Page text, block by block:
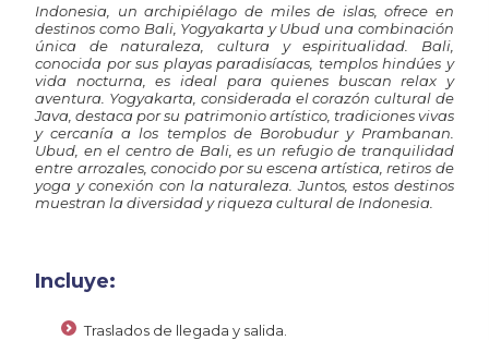
Indonesia, unarchipiélago de milesde islas,ofrece en
destinos como Bali, Yogyakarta yUbud una combinación
única de naturaleza,cultura yespiritualidad. Bali,
conocida porsus playas paradisíacas, templos hindúes y
vida nocturna,es ideal paraquienes buscan relax y
aventura. Yogyakarta, considerada elcorazón cultural de
Java,destaca porsu patrimonioartístico, tradicionesvivas
ycercaníaa los templos de Borobudur y Prambanan.
Ubud, enel centrode Bali, es un refugiode tranquilidad
entre arrozales, conocido porsuescenaartística, retiros de
yoga yconexión con la naturaleza.Juntos,estos destinos
muestran ladiversidadyriquezaculturalde Indonesia.
Incluye:
Traslados de llegada y salida.